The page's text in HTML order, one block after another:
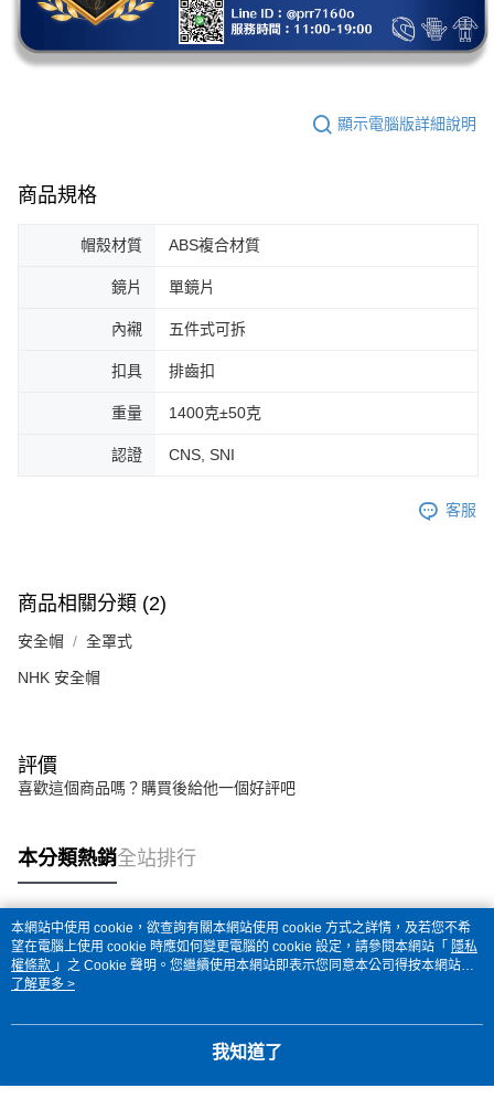
顯示電腦版詳細說明
商品規格
帽殼材質 ABS複合材質
鏡片 單鏡片
內襯 五件式可拆
扣具 排齒扣
重量 1400克±50克
認證 CNS, SNI
客服
商品相關分類 (2)
安全帽 全罩式
NHK 安全帽
評價
喜歡這個商品嗎？購買後給他一個好評吧
本分類熱銷全站排行
熱門標籤
本網站中使用 cookie，欲查詢有關本網站使用 cookie 方式之詳情，及若您不希
望在電腦上使用 cookie 時應如何變更電腦的 cookie 設定，請參閱本網站「 隱私
權條款 」之 Cookie 聲明。您繼續使用本網站即表示您同意本公司得按本網站使
用條款之 Cookie 聲明使用 cookie。
了解更多 >
我知道了